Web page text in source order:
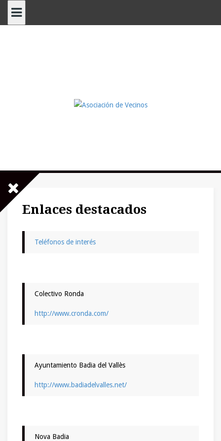
Enlaces destacados
Teléfonos de interés
Colectivo Ronda
http://www.cronda.com/
Ayuntamiento Badia del Vallès
http://www.badiadelvalles.net/
Nova Badia